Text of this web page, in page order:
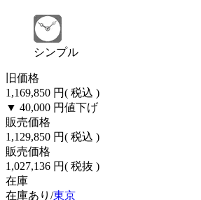
シンプル
旧価格
1,169,850 円( 税込 )
▼ 40,000 円値下げ
販売価格
1,129,850 円( 税込 )
販売価格
1,027,136 円( 税抜 )
在庫
在庫あり/東京